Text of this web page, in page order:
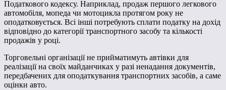
Податкового кодексу. Наприклад, продаж першого легкового
автомобіля, мопеда чи мотоцикла протягом року не
оподатковується. Всі інші потребують сплати податку на дохід
відповідно до категорії транспортного засобу та кількості
продажів у році.
Торговельні організації не прийматимуть автівки для
реалізації на своїх майданчиках у разі ненадання документів,
передбачених для оподаткування транспортних засобів, а саме
оцінки авто.